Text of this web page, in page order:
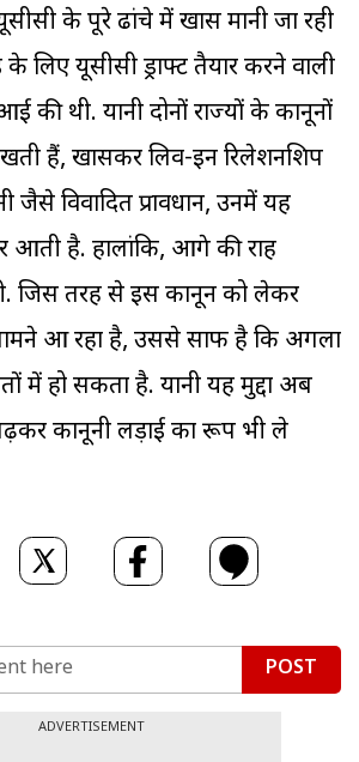
के पूरे ढांचे में खास मानी जा रही
के लिए यूसीसी ड्राफ्ट तैयार करने वाली
की थी. यानी दोनों राज्यों के कानूनों
हैं, खासकर लिव-इन रिलेशनशिप
जैसे विवादित प्रावधान, उनमें यह
आती है. हालांकि, आगे की राह
जिस तरह से इस कानून को लेकर
आ रहा है, उससे साफ है कि अगला
में हो सकता है. यानी यह मुद्दा अब
कानूनी लड़ाई का रूप भी ले
POST
ADVERTISEMENT